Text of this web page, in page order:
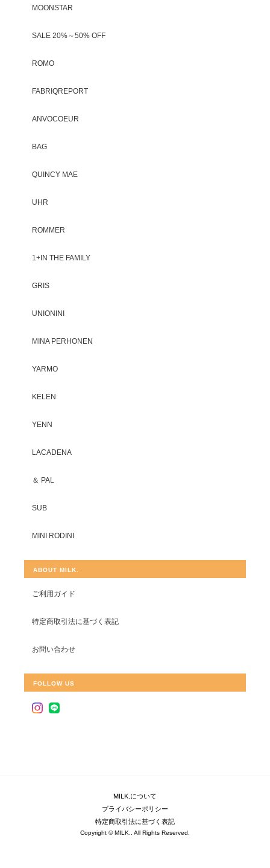
MOONSTAR
SALE 20%～50% OFF
ROMO
FABRIQREPORT
ANVOCOEUR
BAG
QUINCY MAE
UHR
ROMMER
1+IN THE FAMILY
GRIS
UNIONINI
MINA PERHONEN
YARMO
KELEN
YENN
LACADENA
＆ PAL
SUB
MINI RODINI
ABOUT MILK.
ご利用ガイド
特定商取引法に基づく表記
お問い合わせ
FOLLOW US
MILK.について
プライバシーポリシー
特定商取引法に基づく表記
Copyright © MILK.. All Rights Reserved.